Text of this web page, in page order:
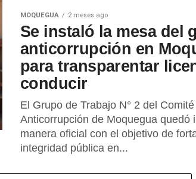
MOQUEGUA 2 meses ago
Se instaló la mesa del
anticorrupción en
para transparentar
conducir
El Grupo de Trabajo N° 2 del Comité
Anticorrupción de Moquegua quedó
manera oficial con el objetivo de
integridad pública en...